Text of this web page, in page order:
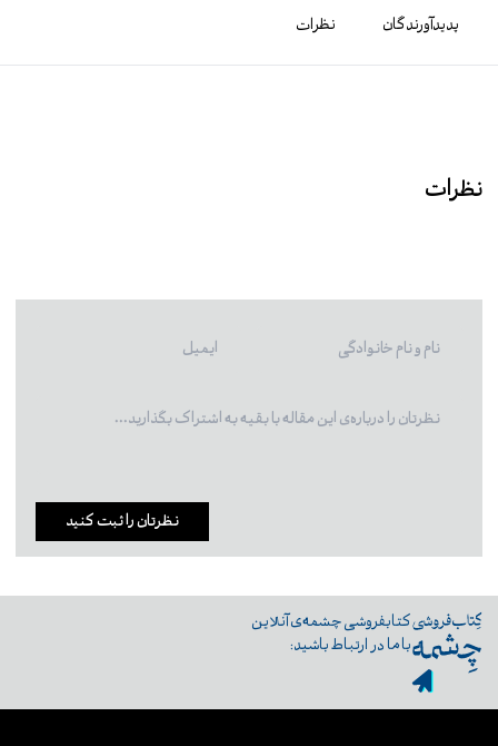
پدیدآورندگان نظرات
نظرات
نظرتان را ثبت کنید
کتابفروشی چشمه‌ی آنلاین
با ما در ارتباط باشید: